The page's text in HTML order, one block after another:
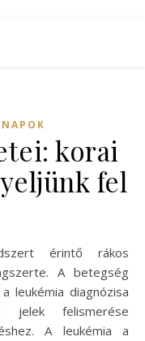
korai
fel
A betegség
leukémia diagnózisa
jelek felismerése
A leukémia a